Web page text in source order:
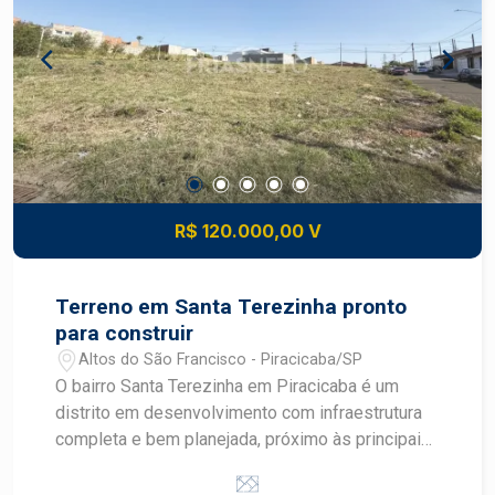
constante de comércio e residências novas, boa
perspectiva de ganho patrimonial Conveniência:
proximidade de escolas, supermercados,
transportes, serviços e lazer comunitário
Construa o imóvel dos seus sonhos com
segurança e excelente potencial de valorização.
Construa seu futuro com quem é agente de
desenvolvimento do mercado imobiliário de
Piracicaba. Agende sua visita.
R$ 120.000,00 V
Terreno em Santa Terezinha pronto
para construir
Altos do São Francisco - Piracicaba/SP
O bairro Santa Terezinha em Piracicaba é um
distrito em desenvolvimento com infraestrutura
completa e bem planejada, próximo às principais